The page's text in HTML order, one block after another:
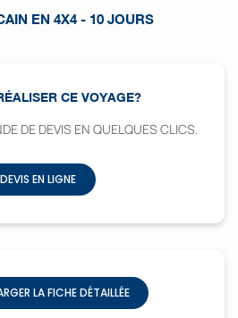
EN 4X4 - 10 JOURS
CE VOYAGE?
DE DEVIS EN QUELQUES CLICS.
DEVIS EN LIGNE
LA FICHE DÉTAILLÉE